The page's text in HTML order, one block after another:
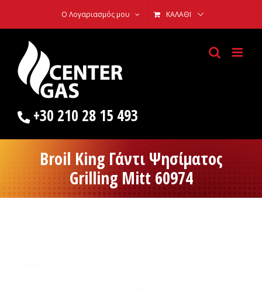
content
Ο Λογαριασμός μου ΚΑΛΆΘΙ
+30 210 28 15 493
Broil King Γάντι Ψησίματος
Grilling Mitt 60974